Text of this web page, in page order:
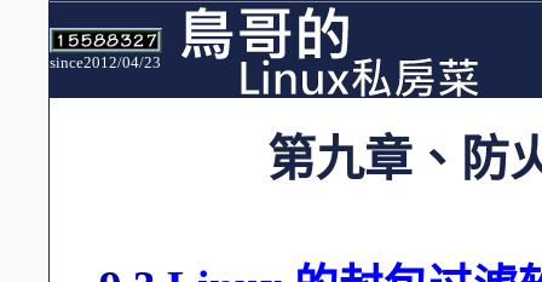
since2012/04/23
第九章、防